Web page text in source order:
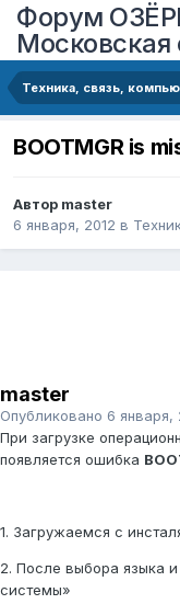
Форум
Московская
Техника, связь,
BOOTMGR is
Автор master
6 января, 2012 в
master
Опубликовано 6 января,
При загрузке
появляется ошибка
1. Загружаемся с
2. После выбора языка
системы»